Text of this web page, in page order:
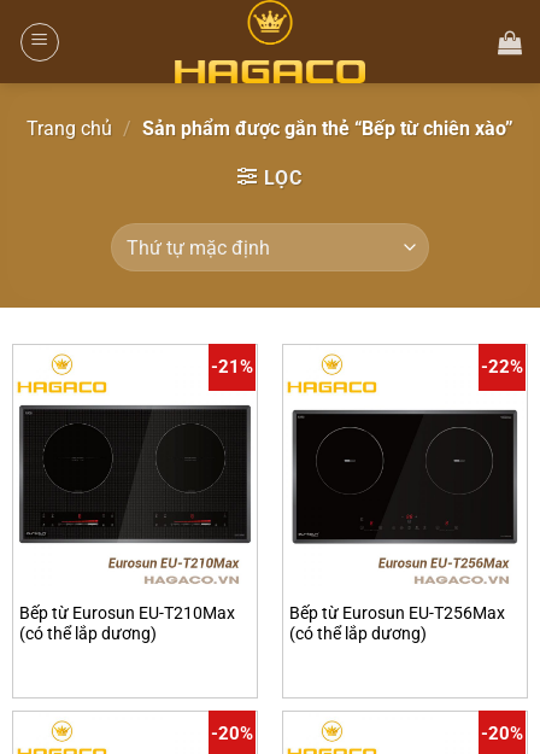
Trang chủ / Sản phẩm được gắn thẻ “Bếp từ chiên xào”
LỌC
-21%
Bếp từ Eurosun EU-T210Max
(có thể lắp dương)
-22%
Bếp từ Eurosun EU-T256Max
(có thể lắp dương)
-20% -20%